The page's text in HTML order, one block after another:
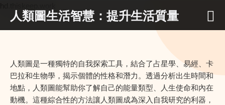
人類圖生活智慧：提升生活質量
人類圖是一種獨特的自我探索工具，結合了占星學、易經、卡
巴拉和生物學，揭示個體的性格和潛力。透過分析出生時間和
地點，人類圖能幫助你了解自己的能量類型、人生使命和內在
動機。這種綜合性的方法讓人類圖成為深入自我研究的利器，